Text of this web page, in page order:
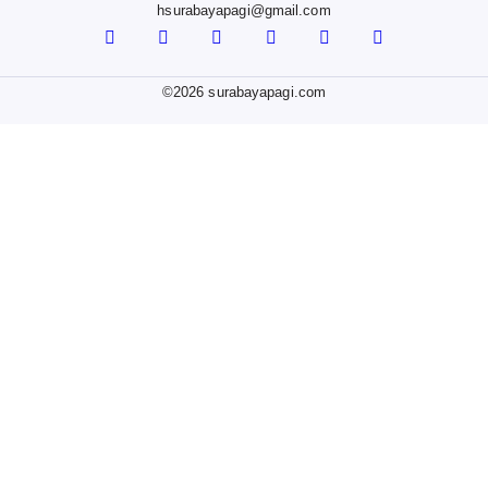
0818581111
hsurabayapagi@gmail.com